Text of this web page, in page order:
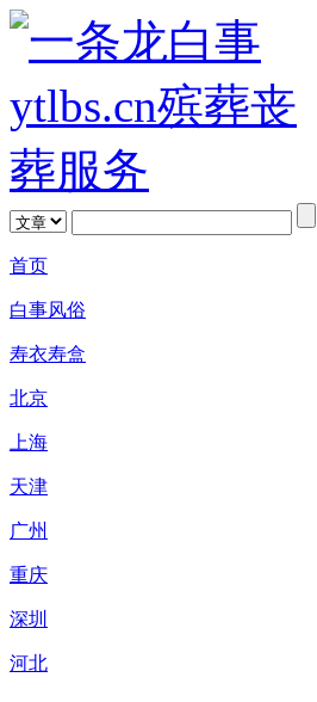
首页
白事风俗
寿衣寿盒
北京
上海
天津
广州
重庆
深圳
河北